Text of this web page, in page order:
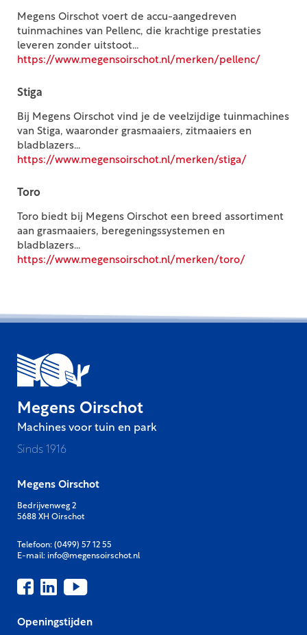
Megens Oirschot voert de accu-aangedreven
tuinmachines van Pellenc, die krachtige prestaties
leveren zonder uitstoot...
https://www.megensoirschot.nl/merken/pellenc/
Stiga
Bij Megens Oirschot vind je de veelzijdige tuinmachines
van Stiga, waaronder grasmaaiers, zitmaaiers en
bladblazers...
https://www.megensoirschot.nl/merken/stiga/
Toro
Toro biedt bij Megens Oirschot een breed assortiment
aan grasmaaiers, beregeningssystemen en
bladblazers...
https://www.megensoirschot.nl/merken/toro/
Megens Oirschot
Machines voor tuin en park
Sinds 1916
Megens Oirschot
Bedrijvenweg 2
5688 XH Oirschot
Telefoon: (0499) 57 12 55
E-mail: info@megensoirschot.nl
Openingstijden